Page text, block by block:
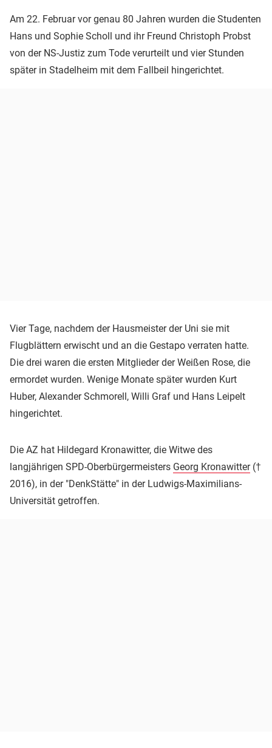
Am 22. Februar vor genau 80 Jahren wurden die Studenten
Hans und Sophie Scholl und ihr Freund Christoph Probst
von der NS-Justiz zum Tode verurteilt und vier Stunden
später in Stadelheim mit dem Fallbeil hingerichtet.
Vier Tage, nachdem der Hausmeister der Uni sie mit
Flugblättern erwischt und an die Gestapo verraten hatte.
Die drei waren die ersten Mitglieder der Weißen Rose, die
ermordet wurden. Wenige Monate später wurden Kurt
Huber, Alexander Schmorell, Willi Graf und Hans Leipelt
hingerichtet.
Die AZ hat Hildegard Kronawitter, die Witwe des
langjährigen SPD-Oberbürgermeisters Georg Kronawitter(†
2016), in der "DenkStätte" in der Ludwigs-Maximilians-
Universität getroffen.